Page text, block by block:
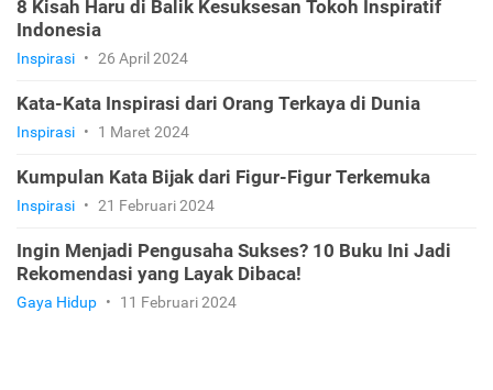
8 Kisah Haru di Balik Kesuksesan Tokoh Inspiratif
Indonesia
Inspirasi • 26 April 2024
Kata-Kata Inspirasi dari Orang Terkaya di Dunia
Inspirasi • 1 Maret 2024
Kumpulan Kata Bijak dari Figur-Figur Terkemuka
Inspirasi • 21 Februari 2024
Ingin Menjadi Pengusaha Sukses? 10 Buku Ini Jadi
Rekomendasi yang Layak Dibaca!
Gaya Hidup • 11 Februari 2024